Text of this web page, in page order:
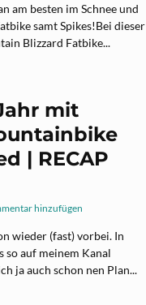
am besten im Schnee und
samt Spikes!Bei dieser
Blizzard Fatbike...
mit
| RECAP
hinzufügen
wieder (fast) vorbei. In
so auf meinem Kanal
ja auch schon nen Plan...